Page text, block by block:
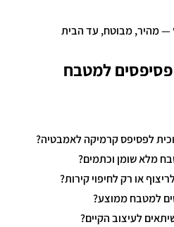
— מהיר, מבוטח, עד הבית
למטבח
לפסיפס קרמיקה לאמבטיה?
מלא שומן וכתמים?
או רק לחיפוי קירות?
למטבח ממוצע?
לעיצוב הקיים?